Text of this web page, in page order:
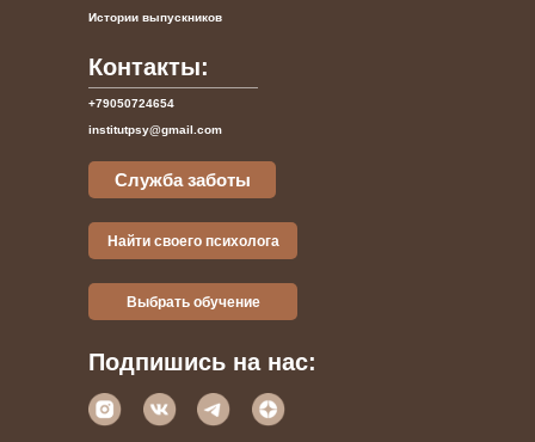
Контакты:
+79050724654
Служба заботы
institutpsy@gmail.com
Истории выпускников
Найти своего психолога
Выбрать обучение
Подпишись на нас: